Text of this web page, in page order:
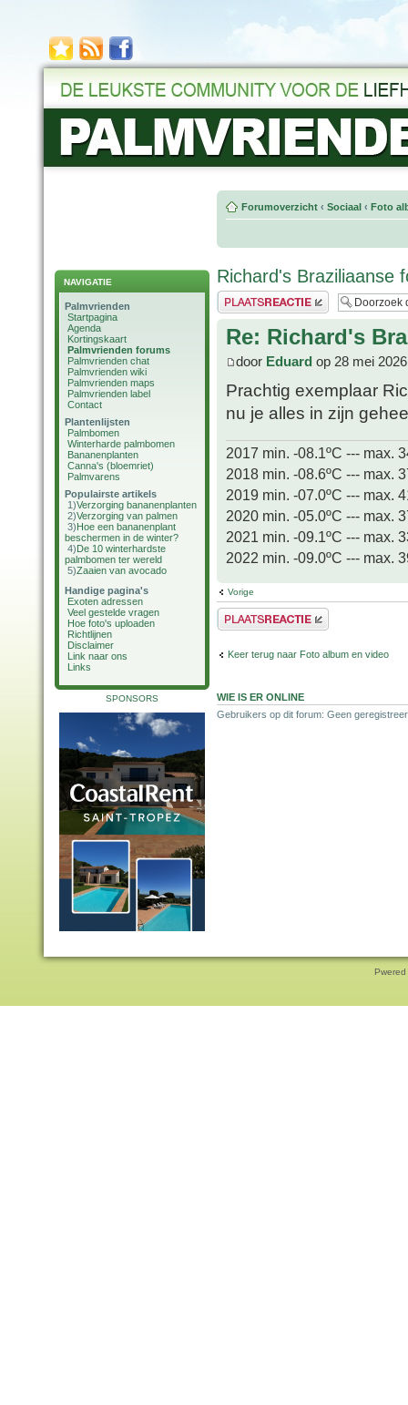
NAVIGATIE
Palmvrienden
Startpagina
Agenda
Kortingskaart
Palmvrienden forums
Palmvrienden chat
Palmvrienden wiki
Palmvrienden maps
Palmvrienden label
Contact
Plantenlijsten
Palmbomen
Winterharde palmbomen
Bananenplanten
Canna's (bloemriet)
Palmvarens
Populairste artikels
1)Verzorging bananenplanten
2)Verzorging van palmen
3)Hoe een bananenplant
beschermen in de winter?
4)De 10 winterhardste
palmbomen ter wereld
5)Zaaien van avocado
Handige pagina's
Exoten adressen
Veel gestelde vragen
Hoe foto's uploaden
Richtlijnen
Disclaimer
Link naar ons
Links
SPONSORS
Forumoverzicht ‹ Sociaal ‹ Foto
Richard's Braziliaanse
Plaats een reactie
Re: Richard's
door Eduard op 28 mei
Prachtig exemplaar
nu je alles in zijn
2017 min. -08.1ºC --- max.
2018 min. -08.6ºC --- max.
2019 min. -07.0ºC --- max.
2020 min. -05.0ºC --- max.
2021 min. -09.1ºC --- max.
2022 min. -09.0ºC --- max.
Vorige
Plaats een reactie
Keer terug naar Foto album en video
WIE IS ER ONLINE
Gebruikers op dit forum: Geen